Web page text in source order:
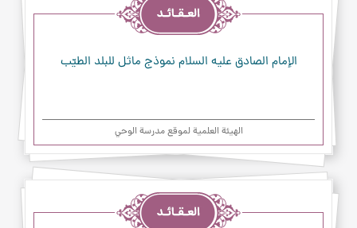
الإمام الصادق عليه السلام نموذج ماثل للبلد الطيّب
الهیئة العلمیة لموقع مدرسة الوحي